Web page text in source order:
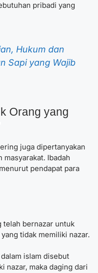
pribadi yang
Hukum dan
Sapi yang Wajib
Orang yang
juga dipertanyakan
Ibadah
pendapat para
telah bernazar untuk
tidak memiliki nazar.
islam disebut
nazar, maka daging dari